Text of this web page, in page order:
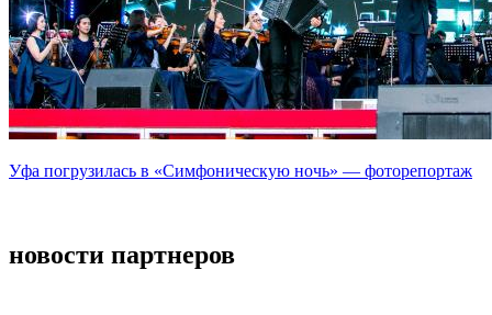
Уфа погрузилась в «Симфоническую ночь» — фоторепортаж
новости партнеров